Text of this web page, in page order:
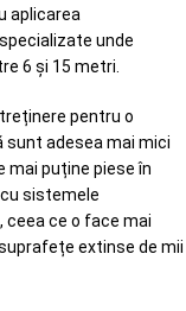
aplicarea
unde
6 și 15 metri.
pentru o
adesea mai mici
mai puține piese în
sistemele
ce o face mai
extinse de mii